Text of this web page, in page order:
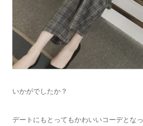
いかがでしたか？
デートにもとってもかわいいコーデとな